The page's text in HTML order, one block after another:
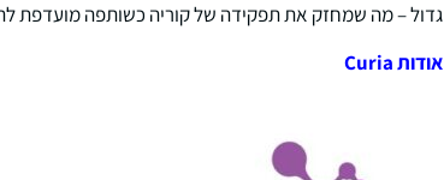
גדול – מה שמחזק את תפקידה של קוריה כשותפה מועדפת
אודותCuria